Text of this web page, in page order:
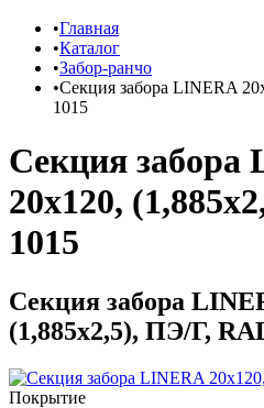
Главная
Каталог
Забор-ранчо
Секция забора LINERA
1015
Секция забора
20х120,
1015
Секция забора
(1,885х2,5), ПЭ/Г,
Покрытие